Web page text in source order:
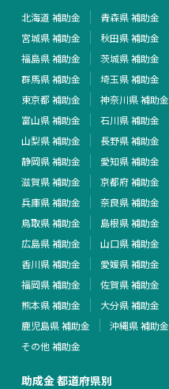
北海道 補助金 青森県 補助金
宮城県 補助金
秋田県 補助金
福島県 補助金
茨城県 補助金
群馬県 補助金
埼玉県 補助金
東京都 補助金
神奈川県 補助金
富山県 補助金
石川県 補助金
山梨県 補助金
長野県 補助金
静岡県 補助金
愛知県 補助金
滋賀県 補助金
京都府 補助金
兵庫県 補助金
奈良県 補助金
鳥取県 補助金
島根県 補助金
広島県 補助金
山口県 補助金
香川県 補助金
愛媛県 補助金
福岡県 補助金
佐賀県 補助金
熊本県 補助金
大分県 補助金
鹿児島県 補助金
沖縄県 補助金
その他 補助金
助成金 都道府県別